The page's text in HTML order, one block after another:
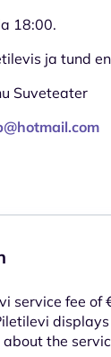
18:00.
ja tund
Suveteater
service fee
the